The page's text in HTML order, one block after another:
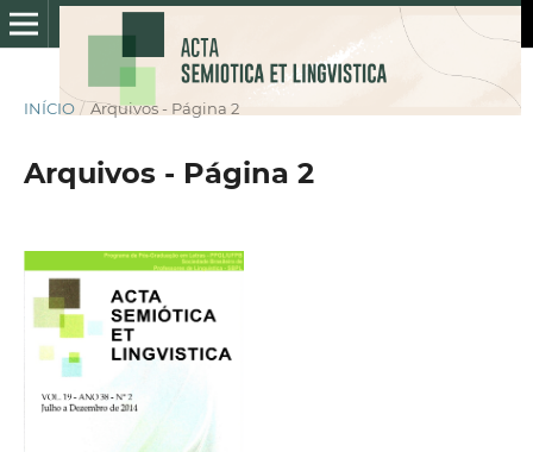
INÍCIO / Arquivos - Página 2
Arquivos - Página 2